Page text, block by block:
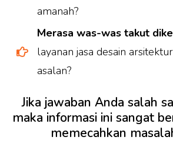
amanah?
Merasa was-was takut
layanan jasa desain
asalan?
Jika jawaban Anda salah
maka informasi ini sangat
memecahkan